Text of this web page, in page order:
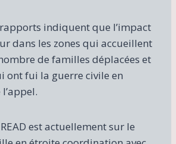
indiquent que l’impact
dans les zones qui accueillent
de familles déplacées et
ont fui la guerre civile en
est actuellement sur le